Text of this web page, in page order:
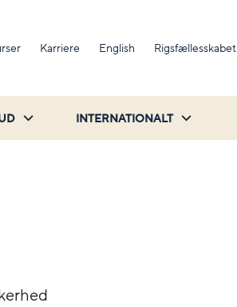
Karriere English Rigsfællesskabet
INTERNATIONALT